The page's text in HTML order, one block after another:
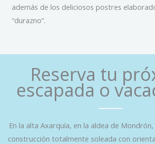
además de los deliciosos postres
“durazno”.
Reserva tu
escapada o
En la alta Axarquía, en la aldea de
construcción totalmente soleada con